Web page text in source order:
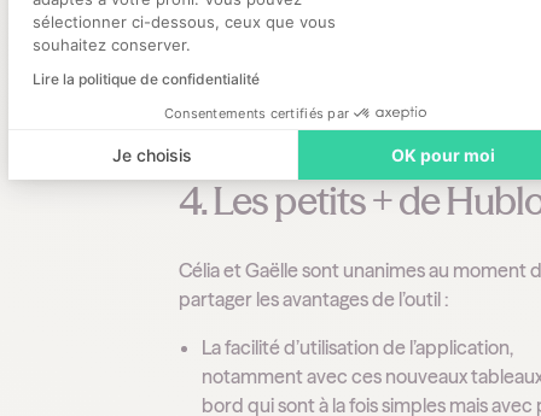
sélectionner ci-dessous, ceux que vous
souhaitez conserver.
Lire la politique de confidentialité
Consentements certifiés par
Je choisis OK pour moi
Intercommunal de la Presqu’Île de
Kiné, ergothérapeutes… Et bientôt aide-
plonge, ménage central et agent hôtelier !
4. Les petits + de
Célia et Gaëlle sont unanimes au moment
partager les avantages de l’outil :
La facilité d’utilisation de l’application,
notamment avec ces nouveaux
bord qui sont à la fois simples mais avec